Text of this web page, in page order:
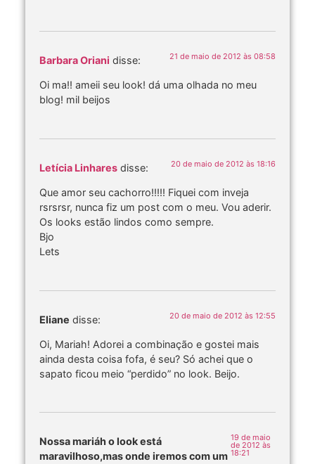
Barbara Oriani disse: 21 de maio de 2012 às 08:58
Oi ma!! ameii seu look! dá uma olhada no meu
blog! mil beijos
Letícia Linhares disse: 20 de maio de 2012 às 18:16
Que amor seu cachorro!!!!! Fiquei com inveja
rsrsrsr, nunca fiz um post com o meu. Vou aderir.
Os looks estão lindos como sempre.
Bjo
Lets
Eliane disse: 20 de maio de 2012 às 12:55
Oi, Mariah! Adorei a combinação e gostei mais
ainda desta coisa fofa, é seu? Só achei que o
sapato ficou meio “perdido” no look. Beijo.
Nossa mariáh o look está
maravilhoso,mas onde iremos com um
19 de maio
de 2012 às
18:21